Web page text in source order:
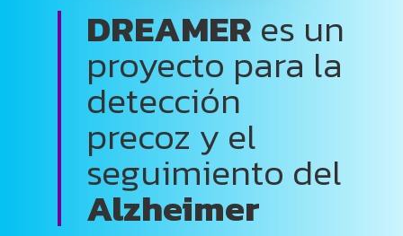
DREAMER es un
proyecto para la
detección
precoz y el
seguimiento del
Alzheimer